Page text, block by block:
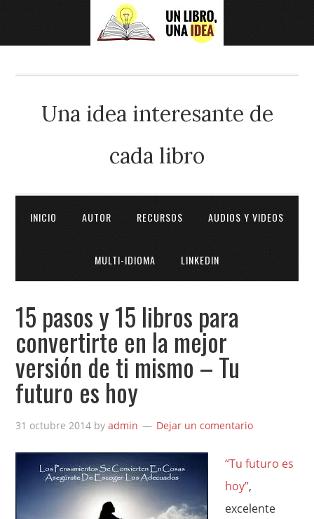
Una idea interesante de
cada libro
INICIO AUTOR RECURSOS AUDIOS Y VIDEOS
MULTI-IDIOMA LINKEDIN
15 pasos y 15 libros para
convertirte en la mejor
versión de ti mismo – Tu
futuro es hoy
31 octubre 2014 byadmin Dejar un comentario
“Tu futuro es
hoy”,
excelente